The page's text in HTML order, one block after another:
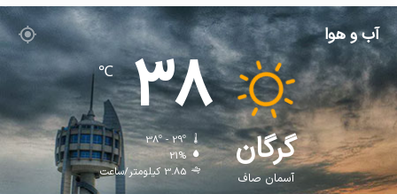
آب و هوا
گرگان
آسمان صاف
38
℃
38º - 29º
21%
3.85 کیلومتر/ساعت